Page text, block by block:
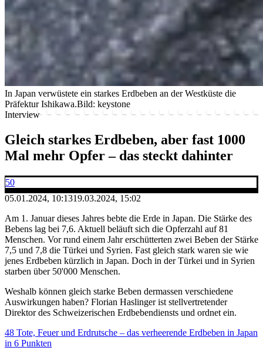
In Japan verwüstete ein starkes Erdbeben an der Westküste die
Präfektur Ishikawa.Bild: keystone
Interview
Gleich starkes Erdbeben, aber fast 1000
Mal mehr Opfer – das steckt dahinter
50
05.01.2024, 10:1319.03.2024, 15:02
Am 1. Januar dieses Jahres bebte die Erde in Japan. Die Stärke des
Bebens lag bei 7,6. Aktuell beläuft sich die Opferzahl auf 81
Menschen. Vor rund einem Jahr erschütterten zwei Beben der Stärke
7,5 und 7,8 die Türkei und Syrien. Fast gleich stark waren sie wie
jenes Erdbeben kürzlich in Japan. Doch in der Türkei und in Syrien
starben über 50'000 Menschen.
Weshalb können gleich starke Beben dermassen verschiedene
Auswirkungen haben? Florian Haslinger ist stellvertretender
Direktor des Schweizerischen Erdbebendiensts und ordnet ein.
48 Tote, Feuer und Erdrutsche – das verheerende Erdbeben in Japan
in 6 Punkten